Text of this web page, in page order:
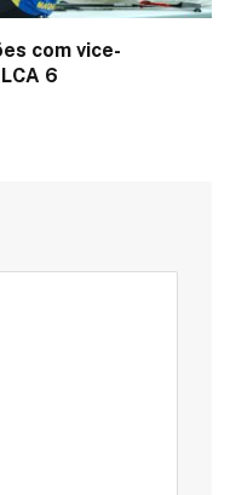
com vice-
6